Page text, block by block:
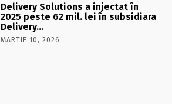
Delivery Solutions a injectat în
2025 peste 62 mil. lei în subsidiara
Delivery…
MARTIE 10, 2026